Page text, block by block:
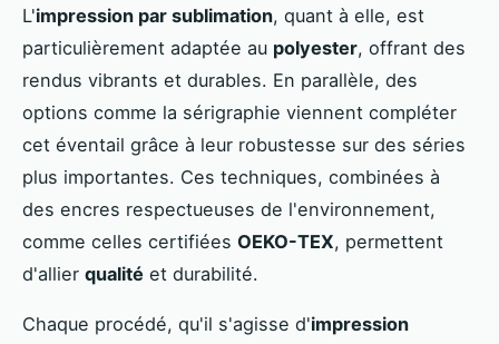
L'impression par sublimation, quant à elle, est
particulièrement adaptée au polyester, offrant des
rendus vibrants et durables. En parallèle, des
options comme la sérigraphie viennent compléter
cet éventail grâce à leur robustesse sur des séries
plus importantes. Ces techniques, combinées à
des encres respectueuses de l'environnement,
comme celles certifiées OEKO-TEX, permettent
d'allier qualité et durabilité.
Chaque procédé, qu'il s'agisse d'impression